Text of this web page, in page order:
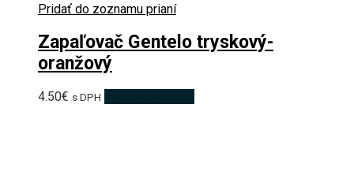
Pridať do zoznamu prianí
Zapaľovač Gentelo tryskový-
oranžový
4.50€ s DPH